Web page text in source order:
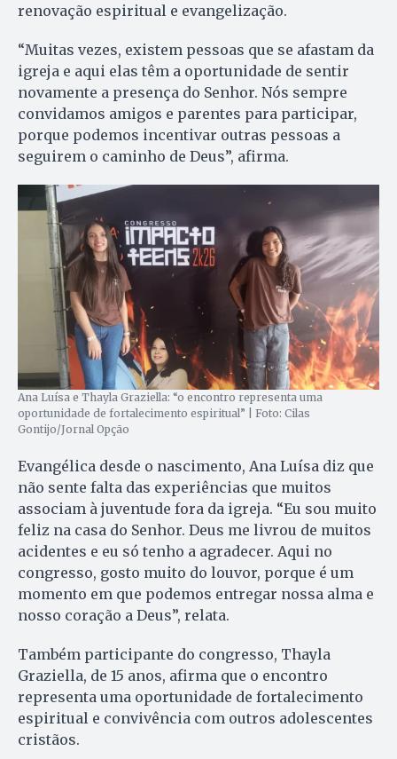
renovação espiritual e evangelização.
“Muitas vezes, existem pessoas que se afastam da
igreja e aqui elas têm a oportunidade de sentir
novamente a presença do Senhor. Nós sempre
convidamos amigos e parentes para participar,
porque podemos incentivar outras pessoas a
seguirem o caminho de Deus”, afirma.
Ana Luísa e Thayla Graziella: “o encontro representa uma
oportunidade de fortalecimento espiritual” | Foto: Cilas
Gontijo/Jornal Opção
Evangélica desde o nascimento, Ana Luísa diz que
não sente falta das experiências que muitos
associam à juventude fora da igreja. “Eu sou muito
feliz na casa do Senhor. Deus me livrou de muitos
acidentes e eu só tenho a agradecer. Aqui no
congresso, gosto muito do louvor, porque é um
momento em que podemos entregar nossa alma e
nosso coração a Deus”, relata.
Também participante do congresso, Thayla
Graziella, de 15 anos, afirma que o encontro
representa uma oportunidade de fortalecimento
espiritual e convivência com outros adolescentes
cristãos.